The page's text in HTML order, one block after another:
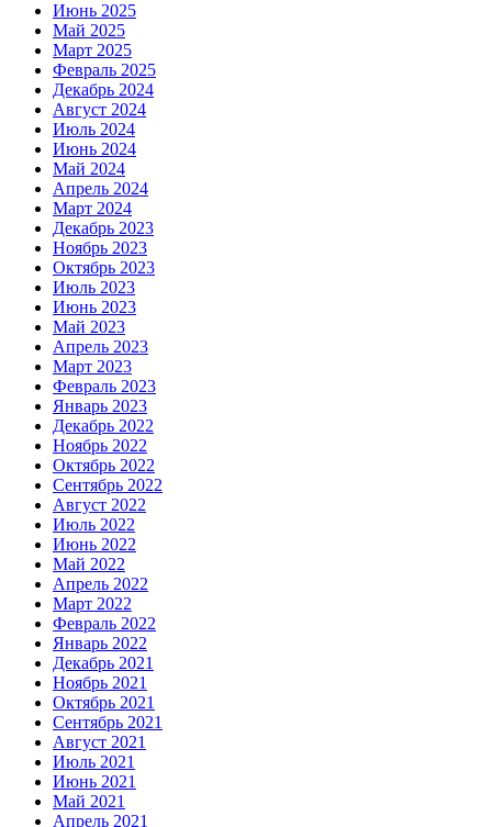
Июнь 2025
Май 2025
Март 2025
Февраль 2025
Декабрь 2024
Август 2024
Июль 2024
Июнь 2024
Май 2024
Апрель 2024
Март 2024
Декабрь 2023
Ноябрь 2023
Октябрь 2023
Июль 2023
Июнь 2023
Май 2023
Апрель 2023
Март 2023
Февраль 2023
Январь 2023
Декабрь 2022
Ноябрь 2022
Октябрь 2022
Сентябрь 2022
Август 2022
Июль 2022
Июнь 2022
Май 2022
Апрель 2022
Март 2022
Февраль 2022
Январь 2022
Декабрь 2021
Ноябрь 2021
Октябрь 2021
Сентябрь 2021
Август 2021
Июль 2021
Июнь 2021
Май 2021
Апрель 2021